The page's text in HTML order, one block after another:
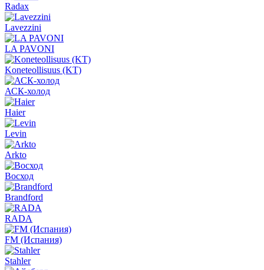
Radax
Lavezzini
LA PAVONI
Koneteollisuus (KT)
АСК-холод
Haier
Levin
Arkto
Восход
Brandford
RADA
FM (Испания)
Stahler